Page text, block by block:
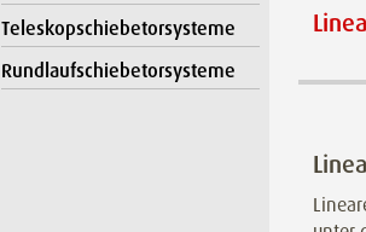
Teleskopschiebetorsysteme
Rundlaufschiebetorsysteme